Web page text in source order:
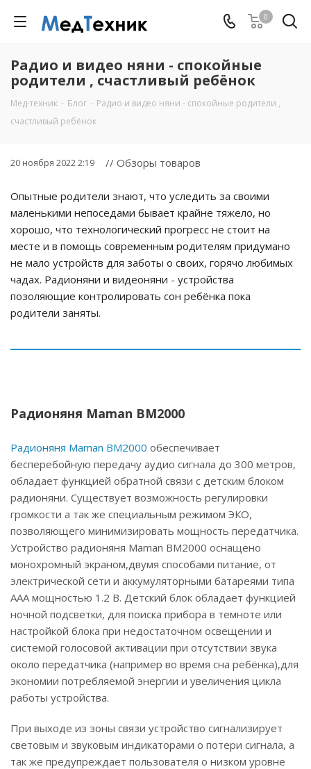
0
Радио и видео няни - спокойные
родители , счастливый ребёнок
Мед-техник - Блог - Радио и видео няни - спокойные родители ,
счастливый ребёнок
20 ноября 2022 2:19 // Обзоры товаров
Опытные родители знают, что уследить за своими
маленькими непоседами бывает крайне тяжело, но
хорошо, что технологический прогресс не стоит на
месте и в помощь современным родителям придумано
не мало устройств для заботы о своих, горячо любимых
чадах. Радионяни и видеоняни - устройства
позоляющие контролировать сон ребёнка пока
родители заняты.
Радионяня Maman BM2000
Радионяня Maman BM2000 обеспечивает
бесперебойную передачу аудио сигнала до 300 метров,
обладает функцией обратной связи с детским блоком
радионяни. Существует возможность регулировки
громкости а так же специальным режимом ЭКО,
позволяющего минимизировать мощность передатчика.
Устройство радионяня Maman BM2000 оснащено
монохромный экраном,двумя способами питание, от
электрической сети и аккумуляторными батареями типа
ААА мощностью 1.2 В. Детский блок обладает функцией
ночной подсветки, для поиска прибора в темноте или
настройкой блока при недостаточном освещении и
системой голосовой активации при отсутствии звука
около передатчика (например во время сна ребёнка),для
экономии потребляемой энергии и увеличения цикла
работы устройства.
При выходе из зоны связи устройство сигнализирует
световым и звуковым индикаторами о потери сигнала, а
так же предупреждает пользователя о низком уровне